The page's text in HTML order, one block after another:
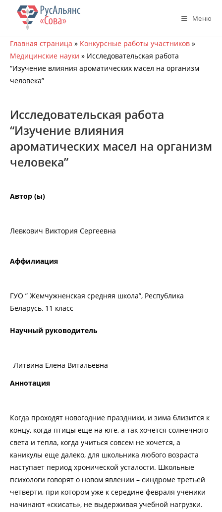
Перейти
содержимому
Меню
Главная страница » Конкурсные работы участников »
Медицинские науки » Исследовательская работа
“Изучение влияния ароматических масел на организм
человека”
Исследовательская работа
“Изучение влияния
ароматических масел на организм
человека”
Автор (ы)
Левкович Виктория Сергеевна
Аффилиация
ГУО ” Жемчужненская средняя школа”, Республика
Беларусь, 11 класс
Научный руководитель
Литвина Елена Витальевна
Аннотация
Когда проходят новогодние праздники, и зима близится к
концу, когда птицы еще на юге, а так хочется солнечного
света и тепла, когда учиться совсем не хочется, а
каникулы еще далеко, для школьника любого возраста
наступает период хронической усталости. Школьные
психологи говорят о новом явлении – синдроме третьей
четверти, при котором уже к середине февраля ученики
начинают «скисать», не выдерживая учебной нагрузки.